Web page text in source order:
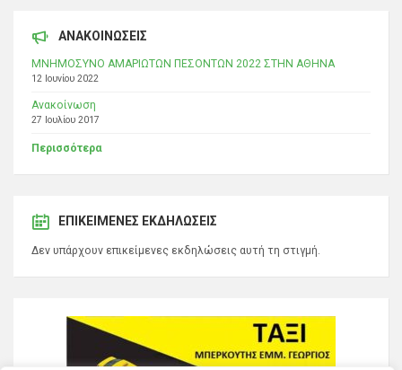
ΑΝΑΚΟΙΝΩΣΕΙΣ
ΜΝΗΜΟΣΥΝΟ ΑΜΑΡΙΩΤΩΝ ΠΕΣΟΝΤΩΝ 2022 ΣΤΗΝ ΑΘΗΝΑ
12 Ιουνίου 2022
Ανακοίνωση
27 Ιουλίου 2017
Περισσότερα
ΕΠΙΚΕΊΜΕΝΕΣ ΕΚΔΗΛΏΣΕΙΣ
Δεν υπάρχουν επικείμενες εκδηλώσεις αυτή τη στιγμή.